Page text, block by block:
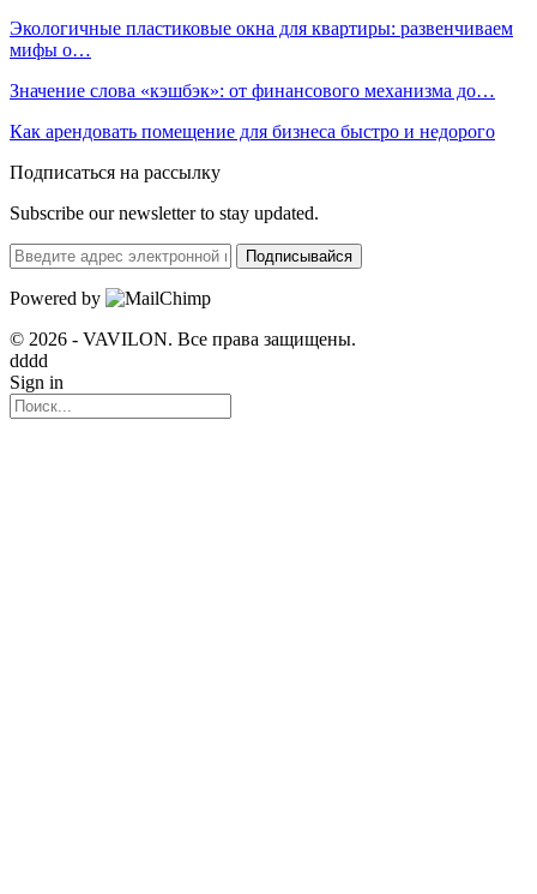
Экологичные пластиковые окна для квартиры: развенчиваем
мифы о…
Значение слова «кэшбэк»: от финансового механизма до…
Как арендовать помещение для бизнеса быстро и недорого
Подписаться на рассылку
Subscribe our newsletter to stay updated.
Подписывайся
Powered by
© 2026 - VAVILON. Все права защищены.
dddd
Sign in